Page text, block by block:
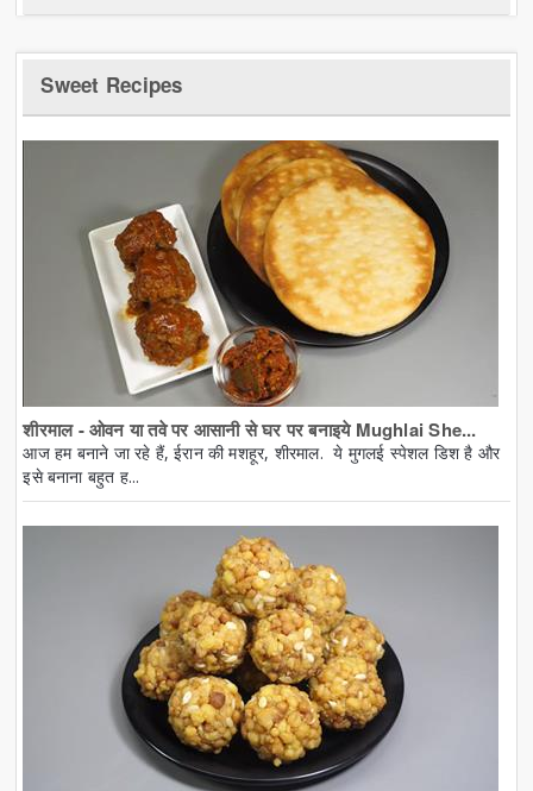
Sweet Recipes
शीरमाल - ओवन या तवे पर आसानी से घर पर बनाइये Mughlai She...
आज हम बनाने जा रहे हैं, ईरान की मशहूर, शीरमाल. ये मुगलई स्पेशल डिश है और
इसे बनाना बहुत ह...